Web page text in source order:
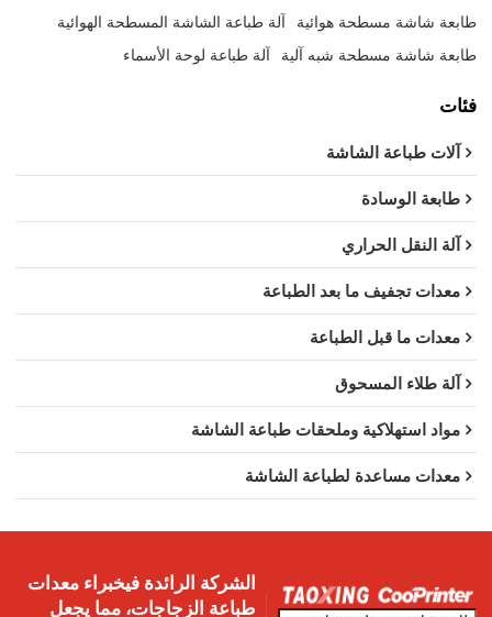
طابعة شاشة مسطحة هوائية
آلة طباعة الشاشة المسطحة الهوائية
طابعة شاشة مسطحة شبه آلية
آلة طباعة لوحة الأسماء
فئات
آلات طباعة الشاشة
طابعة الوسادة
آلة النقل الحراري
معدات تجفيف ما بعد الطباعة
معدات ما قبل الطباعة
آلة طلاء المسحوق
مواد استهلاكية وملحقات طباعة الشاشة
معدات مساعدة لطباعة الشاشة
الشركة الرائدة فيخبراء معدات
طباعة الزجاجات، مما يجعل